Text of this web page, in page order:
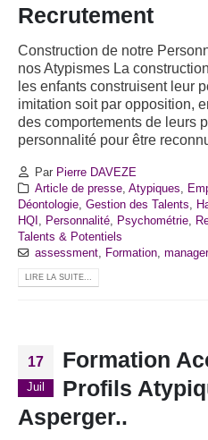
Recrutement
Construction de notre
nos Atypismes La
les enfants construisent leur
imitation soit par opposition,
des comportements de leurs
personnalité pour être
Par Pierre DAVEZE
Article de presse, Atypiques,
Déontologie, Gestion des Talents,
HQI , Personnalité, Psychométrie,
Talents & Potentiels
assessment, Formation, manager
LIRE LA SUITE...
17
Juil
Formation
Profils
Asperger..